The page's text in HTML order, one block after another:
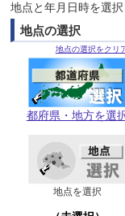
地点と年月日時を選
地点の選択
地点の選択をクリ
都府県・地方を選
地点を選択